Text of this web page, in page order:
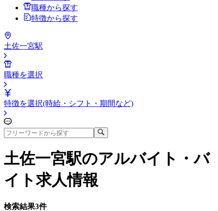
職種から探す
特徴から探す
土佐一宮駅
職種を選択
特徴を選択(時給・シフト・期間など)
土佐一宮駅のアルバイト・バ
イト求人情報
検索結果3件